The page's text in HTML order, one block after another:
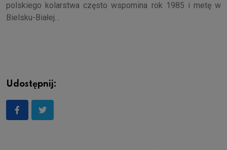
polskiego kolarstwa często wspomina rok 1985 i metę w
Bielsku-Białej…
Udostępnij: